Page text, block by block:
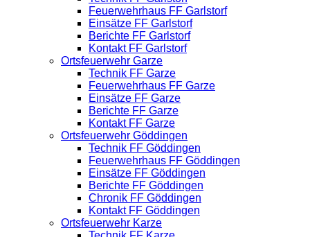
Feuerwehrhaus FF Garlstorf
Einsätze FF Garlstorf
Berichte FF Garlstorf
Kontakt FF Garlstorf
Ortsfeuerwehr Garze
Technik FF Garze
Feuerwehrhaus FF Garze
Einsätze FF Garze
Berichte FF Garze
Kontakt FF Garze
Ortsfeuerwehr Göddingen
Technik FF Göddingen
Feuerwehrhaus FF Göddingen
Einsätze FF Göddingen
Berichte FF Göddingen
Chronik FF Göddingen
Kontakt FF Göddingen
Ortsfeuerwehr Karze